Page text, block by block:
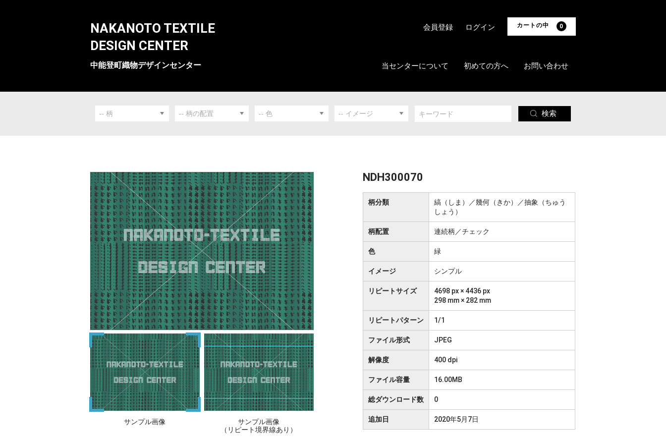
NAKANOTO TEXTILE
DESIGN CENTER
中能登町織物デザインセンター 当センターについて 初めての方へ お問い合わせ
カートの中 0
会員登録 ログイン
検索
サンプル画像
サンプル画像
（リピート境界線あり）
NDH300070
柄分類
縞（しま）／幾何（きか）／抽象（ちゅう
しょう）
柄配置 連続柄／チェック
色 緑
イメージ シンプル
リピートサイズ
4698 px × 4436 px
298 mm × 282 mm
リピートパターン 1/1
ファイル形式 JPEG
解像度 400 dpi
ファイル容量 16.00MB
総ダウンロード数 0
追加日 2020年5月7日